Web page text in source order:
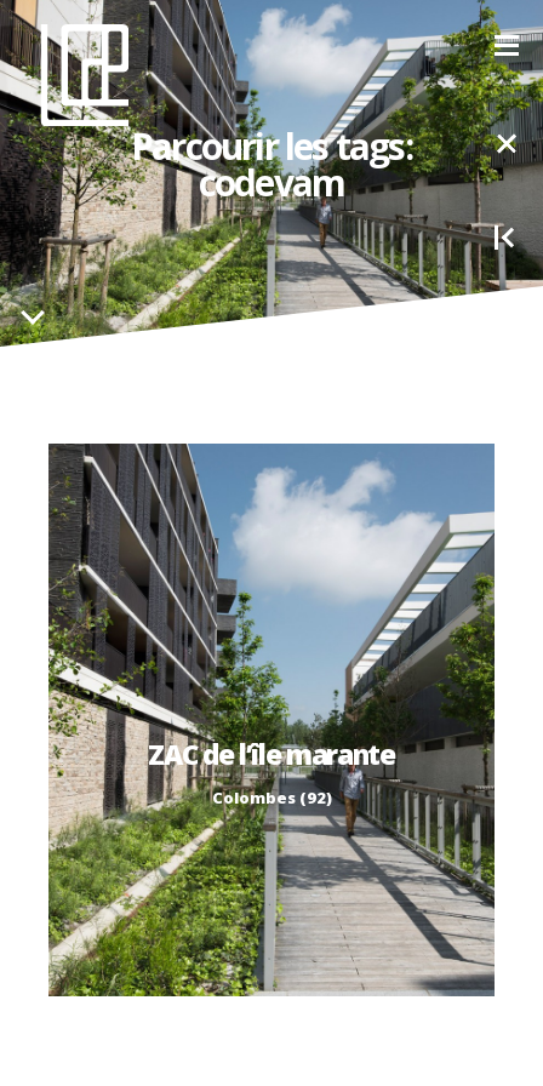
Parcourir les tags:
codevam
ZAC de l’île marante
Colombes (92)